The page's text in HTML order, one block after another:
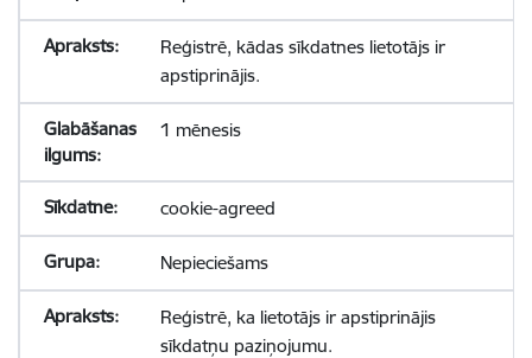
Reģistrē, kādas sīkdatnes lietotājs ir
apstiprinājis.
1 mēnesis
cookie-agreed
Nepieciešams
Reģistrē, ka lietotājs ir apstiprinājis
sīkdatņu paziņojumu.